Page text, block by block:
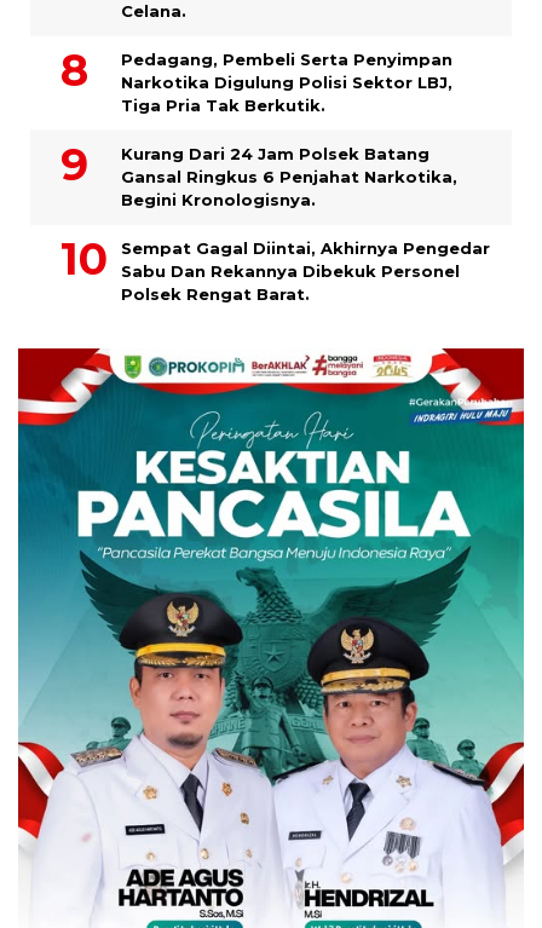
Celana.
Pedagang, Pembeli Serta Penyimpan
Narkotika Digulung Polisi Sektor LBJ,
Tiga Pria Tak Berkutik.
Kurang Dari 24 Jam Polsek Batang
Gansal Ringkus 6 Penjahat Narkotika,
Begini Kronologisnya.
Sempat Gagal Diintai, Akhirnya Pengedar
Sabu Dan Rekannya Dibekuk Personel
Polsek Rengat Barat.